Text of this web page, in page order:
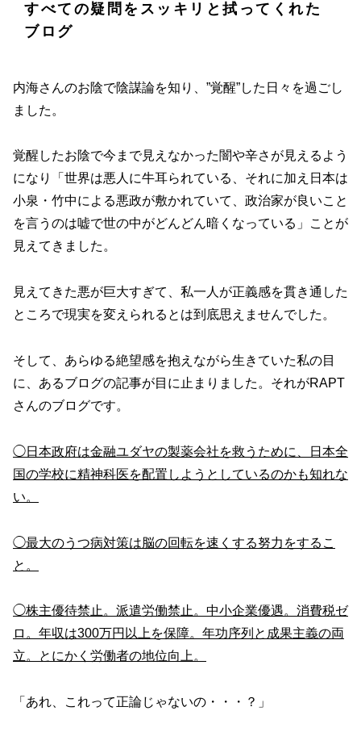
すべての疑問をスッキリと拭ってくれた
ブログ
内海さんのお陰で陰謀論を知り、”覚醒”した日々を過ごし
ました。
覚醒したお陰で今まで見えなかった闇や辛さが見えるよう
になり「世界は悪人に牛耳られている、それに加え日本は
小泉・竹中による悪政が敷かれていて、政治家が良いこと
を言うのは嘘で世の中がどんどん暗くなっている」ことが
見えてきました。
見えてきた悪が巨大すぎて、私一人が正義感を貫き通した
ところで現実を変えられるとは到底思えませんでした。
そして、あらゆる絶望感を抱えながら生きていた私の目
に、あるブログの記事が目に止まりました。それがRAPT
さんのブログです。
◯日本政府は金融ユダヤの製薬会社を救うために、日本全
国の学校に精神科医を配置しようとしているのかも知れな
い。
◯最大のうつ病対策は脳の回転を速くする努力をするこ
と。
◯株主優待禁止。派遣労働禁止。中小企業優遇。消費税ゼ
ロ。年収は300万円以上を保障。年功序列と成果主義の両
立。とにかく労働者の地位向上。
「あれ、これって正論じゃないの・・・？」